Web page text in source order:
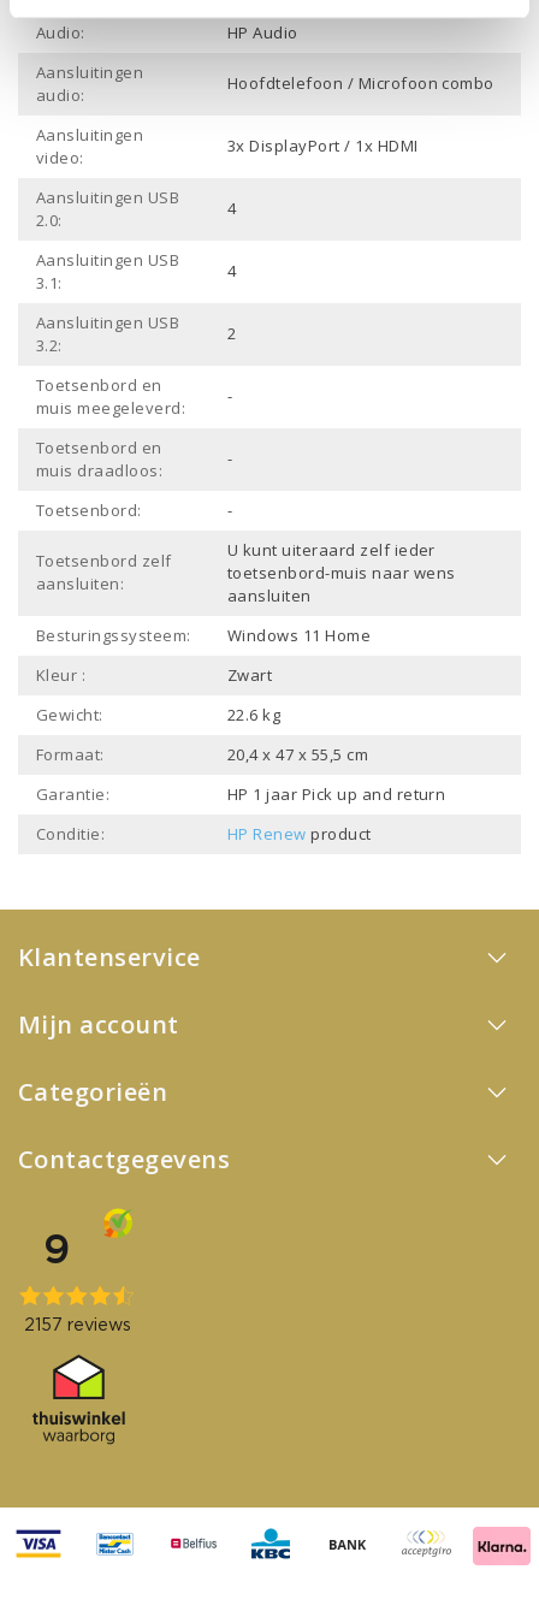
Audio:
HP Audio
Aansluitingen
audio:
Hoofdtelefoon / Microfoon combo
Aansluitingen
video:
3x DisplayPort / 1x HDMI
Aansluitingen USB
2.0:
4
Aansluitingen USB
3.1:
4
Aansluitingen USB
3.2:
2
Toetsenbord en
muis meegeleverd:
-
Toetsenbord en
muis draadloos:
-
Toetsenbord: -
Toetsenbord zelf
aansluiten:
U kunt uiteraard zelf ieder
toetsenbord-muis naar wens
aansluiten
Besturingssysteem:
Windows 11 Home
Kleur :
Zwart
Gewicht:
22.6 kg
Formaat:
20,4 x 47 x 55,5 cm
Garantie:
HP 1 jaar Pick up and return
Conditie:
HP Renew product
Klantenservice
Mijn account
Categorieën
Contactgegevens